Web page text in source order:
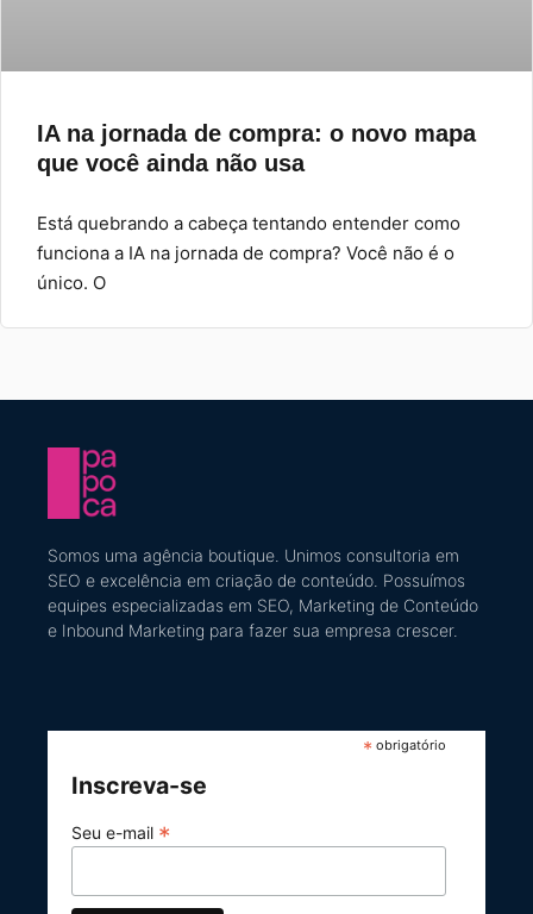
IA na jornada de compra: o novo mapa
que você ainda não usa
Está quebrando a cabeça tentando entender como
funciona a IA na jornada de compra? Você não é o
único. O
Somos uma agência boutique. Unimos consultoria em
SEO e excelência em criação de conteúdo ​. Possuímos
equipes especializadas em SEO, Marketing de Conteúdo
e Inbound Marketing para fazer sua empresa crescer.
* obrigatório
Inscreva-se
Seu e-mail *